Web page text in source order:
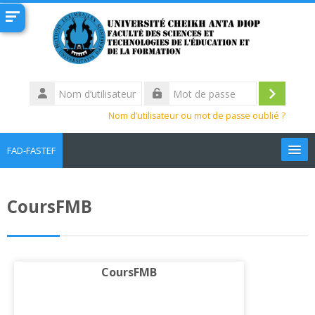
Passer au contenu principal
Nom
d’utilisateur
Nom d’utilisateur ou mot de passe oublié ?
FAD-FASTEF
cours
CoursFMB
CoursFMB